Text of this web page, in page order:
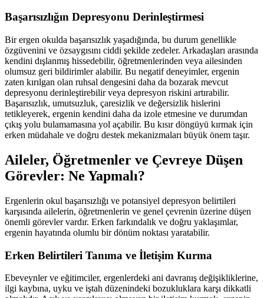
Başarısızlığın Depresyonu Derinleştirmesi
Bir ergen okulda başarısızlık yaşadığında, bu durum genellikle
özgüvenini ve özsaygısını ciddi şekilde zedeler. Arkadaşları arasında
kendini dışlanmış hissedebilir, öğretmenlerinden veya ailesinden
olumsuz geri bildirimler alabilir. Bu negatif deneyimler, ergenin
zaten kırılgan olan ruhsal dengesini daha da bozarak mevcut
depresyonu derinleştirebilir veya depresyon riskini artırabilir.
Başarısızlık, umutsuzluk, çaresizlik ve değersizlik hislerini
tetikleyerek, ergenin kendini daha da izole etmesine ve durumdan
çıkış yolu bulamamasına yol açabilir. Bu kısır döngüyü kırmak için
erken müdahale ve doğru destek mekanizmaları büyük önem taşır.
Aileler, Öğretmenler ve Çevreye Düşen
Görevler: Ne Yapmalı?
Ergenlerin okul başarısızlığı ve potansiyel depresyon belirtileri
karşısında ailelerin, öğretmenlerin ve genel çevrenin üzerine düşen
önemli görevler vardır. Erken farkındalık ve doğru yaklaşımlar,
ergenin hayatında olumlu bir dönüm noktası yaratabilir.
Erken Belirtileri Tanıma ve İletişim Kurma
Ebeveynler ve eğitimciler, ergenlerdeki ani davranış değişikliklerine,
ilgi kaybına, uyku ve iştah düzenindeki bozukluklara karşı dikkatli